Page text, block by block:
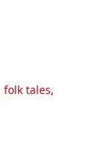
tales,